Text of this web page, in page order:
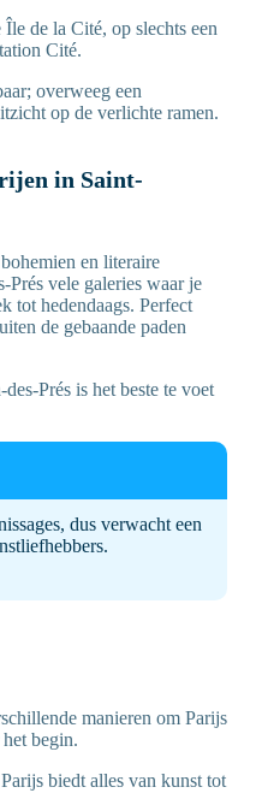
de la Cité, op slechts een
Cité.
overweeg een
op de verlichte ramen.
in Saint-
en literaire
Prés vele galeries waar je
tot hedendaags. Perfect
de gebaande paden
Prés is het beste te voet
dus verwacht een
manieren om Parijs
begin.
biedt alles van kunst tot